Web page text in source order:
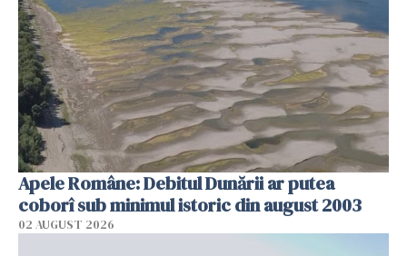
Apele Române: Debitul Dunării ar putea
coborî sub minimul istoric din august 2003
02 AUGUST 2026